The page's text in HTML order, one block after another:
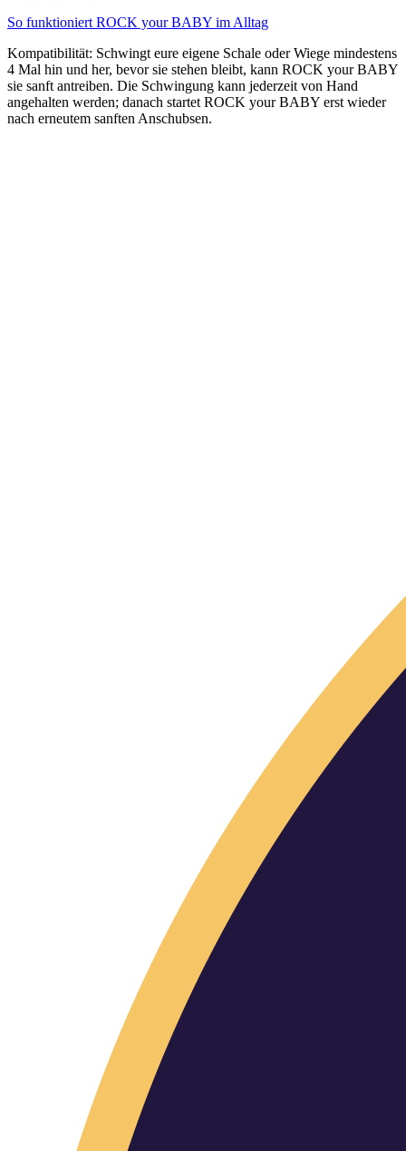
So funktioniert ROCK your BABY im Alltag
Kompatibilität: Schwingt eure eigene Schale oder Wiege mindestens
4 Mal hin und her, bevor sie stehen bleibt, kann ROCK your BABY
sie sanft antreiben. Die Schwingung kann jederzeit von Hand
angehalten werden; danach startet ROCK your BABY erst wieder
nach erneutem sanften Anschubsen.